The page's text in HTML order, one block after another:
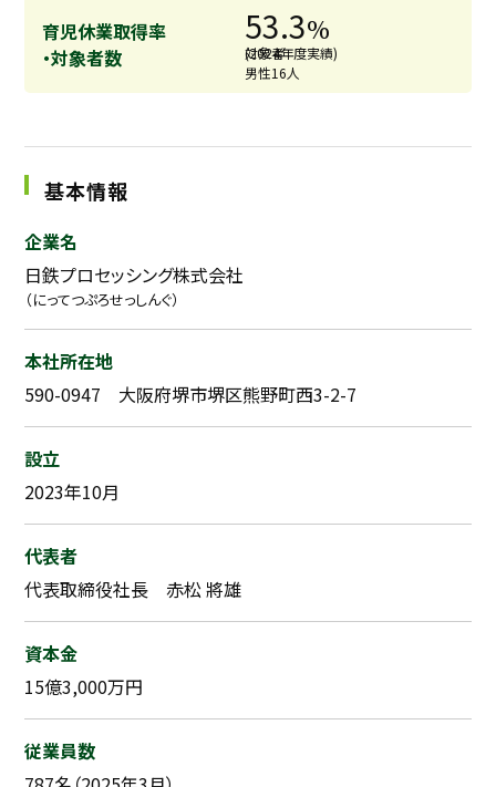
育児休業取得率
・対象者数
53.3%
対象者
男性16人
(2024年度実績)
基本情報
企業名
日鉄プロセッシング株式会社
（にってつぷろせっしんぐ）
本社所在地
590-0947 大阪府堺市堺区熊野町西3-2-7
設立
2023年10月
代表者
代表取締役社長 赤松 將雄
資本金
15億3,000万円
従業員数